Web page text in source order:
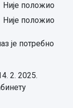
Није положио
Није положио
је потребно
2. 2025.